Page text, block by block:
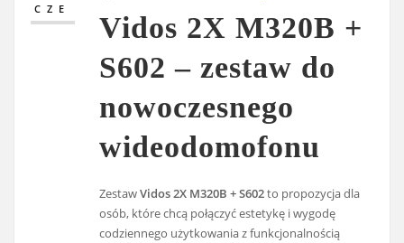
CZE
Vidos 2X M320B +
S602 – zestaw do
nowoczesnego
wideodomofonu
ZestawVidos 2X M320B + S602to propozycja dla
osób, które chcą połączyć estetykę i wygodę
codziennego użytkowania z funkcjonalnością